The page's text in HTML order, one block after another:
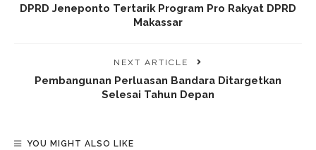
DPRD Jeneponto Tertarik Program Pro Rakyat DPRD
Makassar
NEXT ARTICLE
Pembangunan Perluasan Bandara Ditargetkan
Selesai Tahun Depan
YOU MIGHT ALSO LIKE